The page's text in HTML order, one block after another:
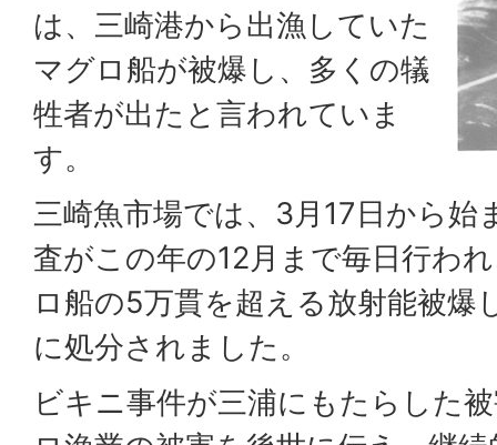
は、三崎港から出漁していた
マグロ船が被爆し、多くの犠
牲者が出たと言われていま
す。
三崎魚市場では、3月17日から始
査がこの年の12月まで毎日行わ
ロ船の5万貫を超える放射能被爆
に処分されました。
ビキニ事件が三浦にもたらした